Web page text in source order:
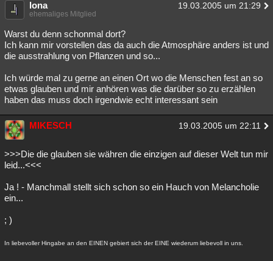
lona 19.03.2005 um 21:29
ehemaliges Mitglied
Warst du denn schonmal dort?
Ich kann mir vorstellen das da auch die Atmosphäre anders ist und
die ausstrahlung von Pflanzen und so...
Ich würde mal zu gerne an einen Ort wo die Menschen fest an so
etwas glauben und mir anhören was die darüber so zu erzählen
haben das muss doch irgendwie echt interessant sein
MIKESCH 19.03.2005 um 22:11
>>>Die die glauben sie währen die einzigen auf dieser Welt tun mir
leid...<<<
Ja ! - Manchmall stellt sich schon so ein Hauch von Melancholie
ein...
; )
In liebevoller Hingabe an den EINEN gebiert sich der EINE wiederum liebevoll in uns.